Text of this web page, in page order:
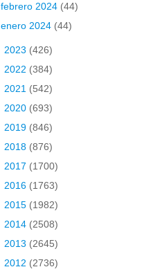
febrero 2024 (44)
enero 2024 (44)
2023 (426)
2022 (384)
2021 (542)
2020 (693)
2019 (846)
2018 (876)
2017 (1700)
2016 (1763)
2015 (1982)
2014 (2508)
2013 (2645)
2012 (2736)